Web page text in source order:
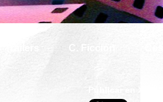
C. Ficción